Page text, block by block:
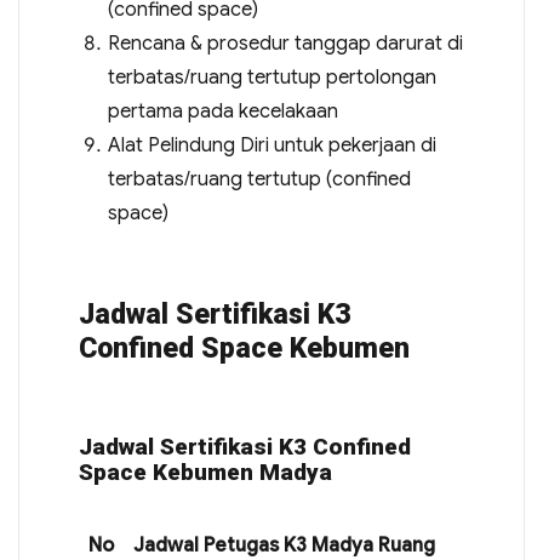
(confined space)
Rencana & prosedur tanggap darurat di
terbatas/ruang tertutup pertolongan
pertama pada kecelakaan
Alat Pelindung Diri untuk pekerjaan di
terbatas/ruang tertutup (confined
space)
Jadwal Sertifikasi K3
Confined Space Kebumen
Jadwal Sertifikasi K3 Confined
Space Kebumen Madya
No Jadwal Petugas K3 Madya Ruang